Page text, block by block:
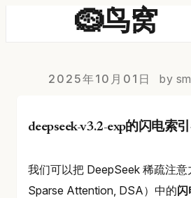
🪹鸟窝
2025年10月01日 by
deepseek-v3.2-exp的闪电索
我们可以把 DeepSeek 稀疏注
Sparse Attention, DSA）中的